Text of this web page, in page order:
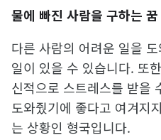
물에 빠진 사람을 구하는 꿈
다른 사람의 어려운 일을
일이 있을 수 있습니다. 또
신적으로 스트레스를 받을
도와줬기에 좋다고 여겨지
는 상황인 형국입니다.